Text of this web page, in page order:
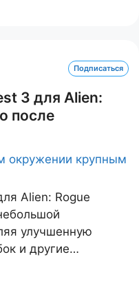
Подписаться
3 для Alien:
после
Alien: Rogue
улучшенную
и другие…